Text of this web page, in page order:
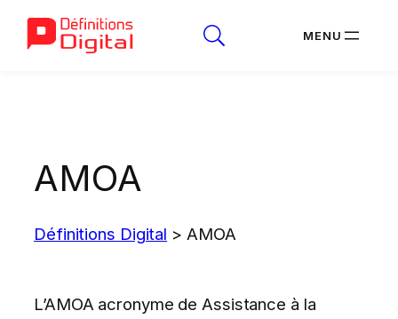
AMOA
Définitions Digital > AMOA
L’AMOA acronyme de Assistance à la